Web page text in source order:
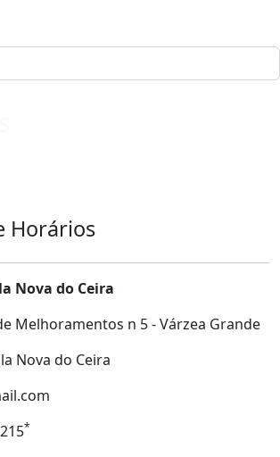
Horários
Nova do Ceira
Melhoramentos n 5 - Várzea Grande
Nova do Ceira
*